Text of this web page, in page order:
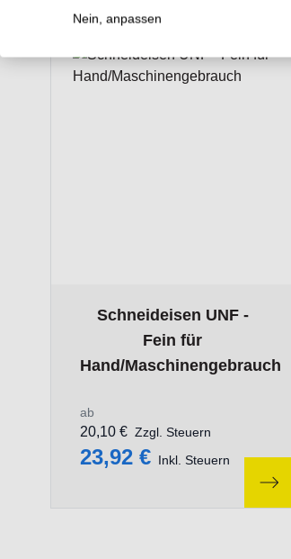
Schneideisen UNF -
Fein für
Hand/Maschinengebrauch
ab
23,92 € Inkl. Steuern
20,10 € Zzgl. Steuern
Nein, anpassen